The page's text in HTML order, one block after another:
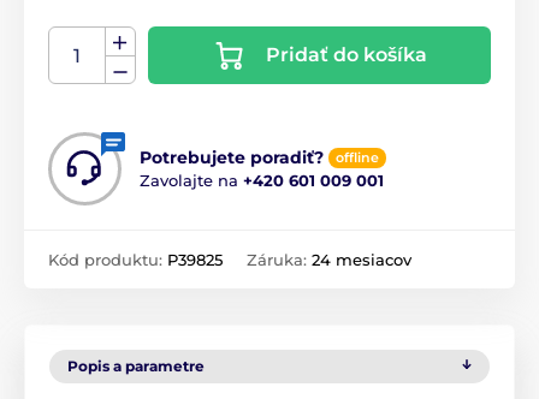
Pridať do košíka
Potrebujete poradiť? offline
Zavolajte na +420 601 009 001
Kód produktu: P39825 Záruka: 24 mesiacov
Popis a parametre